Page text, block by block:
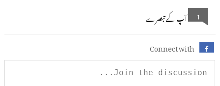
1 آپ کے تبصرے
Connect with